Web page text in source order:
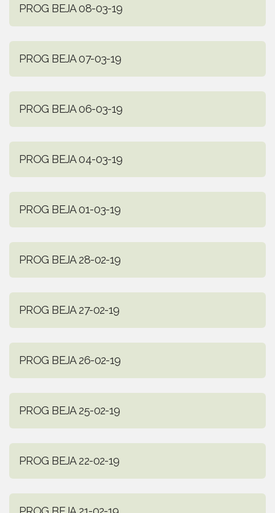
PROG BEJA 08-03-19
PROG BEJA 07-03-19
PROG BEJA 06-03-19
PROG BEJA 04-03-19
PROG BEJA 01-03-19
PROG BEJA 28-02-19
PROG BEJA 27-02-19
PROG BEJA 26-02-19
PROG BEJA 25-02-19
PROG BEJA 22-02-19